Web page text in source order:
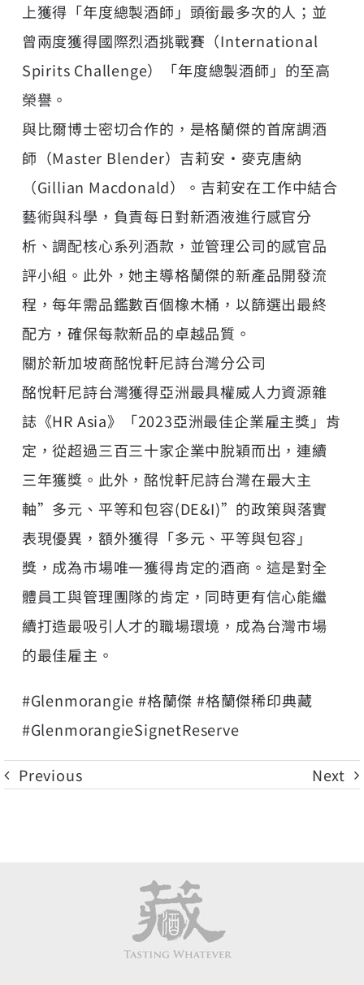
上獲得「年度總製酒師」頭銜最多次的人；並
曾兩度獲得國際烈酒挑戰賽（International
Spirits Challenge）「年度總製酒師」的至高
榮譽。
與比爾博士密切合作的，是格蘭傑的首席調酒
師（Master Blender）吉莉安·麥克唐納
（Gillian Macdonald）。吉莉安在工作中結合
藝術與科學，負責每日對新酒液進行感官分
析、調配核心系列酒款，並管理公司的感官品
評小組。此外，她主導格蘭傑的新產品開發流
程，每年需品鑑數百個橡木桶，以篩選出最終
配方，確保每款新品的卓越品質。
關於新加坡商酩悅軒尼詩台灣分公司
酩悅軒尼詩台灣獲得亞洲最具權威人力資源雜
誌《HR Asia》「2023亞洲最佳企業雇主獎」肯
定，從超過三百三十家企業中脫穎而出，連續
三年獲獎。此外，酩悅軒尼詩台灣在最大主
軸”多元、平等和包容(DE&I)”的政策與落實
表現優異，額外獲得「多元、平等與包容」
獎，成為市場唯一獲得肯定的酒商。這是對全
體員工與管理團隊的肯定，同時更有信心能繼
續打造最吸引人才的職場環境，成為台灣市場
的最佳雇主。
#Glenmorangie #格蘭傑 #格蘭傑稀印典藏
#GlenmorangieSignetReserve
Previous Next